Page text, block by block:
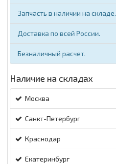
Запчасть в наличии на складе.
Доставка по всей России.
Безналичный расчет.
Наличие на складах
Москва
Санкт-Петербург
Краснодар
Екатеринбург